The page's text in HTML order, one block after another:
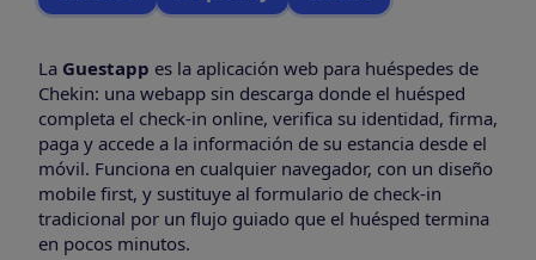
La Guestapp es la aplicación web para huéspedes de
Chekin: una webapp sin descarga donde el huésped
completa el check-in online, verifica su identidad, firma,
paga y accede a la información de su estancia desde el
móvil. Funciona en cualquier navegador, con un diseño
mobile first, y sustituye al formulario de check-in
tradicional por un flujo guiado que el huésped termina
en pocos minutos.